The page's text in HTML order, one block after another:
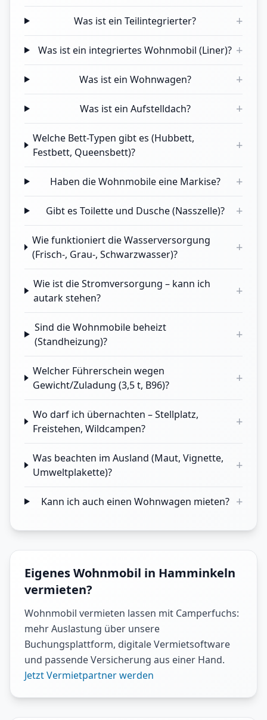
Was ist ein Teilintegrierter? +
Was ist ein integriertes Wohnmobil (Liner)? +
Was ist ein Wohnwagen? +
Was ist ein Aufstelldach? +
Welche Bett-Typen gibt es (Hubbett,
Festbett, Queensbett)?
+
Haben die Wohnmobile eine Markise? +
Gibt es Toilette und Dusche (Nasszelle)? +
Wie funktioniert die Wasserversorgung
(Frisch-, Grau-, Schwarzwasser)?
+
Wie ist die Stromversorgung – kann ich
autark stehen?
+
Sind die Wohnmobile beheizt
(Standheizung)?
+
Welcher Führerschein wegen
Gewicht/Zuladung (3,5 t, B96)?
+
Wo darf ich übernachten – Stellplatz,
Freistehen, Wildcampen?
+
Was beachten im Ausland (Maut, Vignette,
Umweltplakette)?
+
Kann ich auch einen Wohnwagen mieten? +
Eigenes Wohnmobil in Hamminkeln
vermieten?
Wohnmobil vermieten lassen mit Camperfuchs:
mehr Auslastung über unsere
Buchungsplattform, digitale Vermietsoftware
und passende Versicherung aus einer Hand.
Jetzt Vermietpartner werden